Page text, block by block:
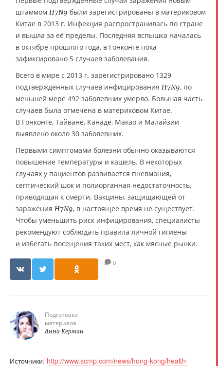
штаммом H7N9 были зарегистрированы в материковом
Китае в 2013 г. Инфекция распространилась по стране
и вышла за её пределы. Последняя вспышка началась
в октябре прошлого года, в Гонконге пока
зафиксировано 5 случаев заболевания.
Всего в мире с 2013 г. зарегистрировано 1329
подтверждённых случаев инфицирования H7N9, по
меньшей мере 492 заболевших умерло. Большая часть
случаев была отмечена в материковом Китае.
В Гонконге, Тайване, Канаде, Макао и Малайзии
выявлено около 30 заболевших.
Первыми симптомами болезни обычно оказываются
повышение температуры и кашель. В некоторых
случаях у пациентов развивается пневмония,
септический шок и полиорганная недостаточность,
приводящая к смерти. Вакцины, защищающей от
заражения H7N9, в настоящее время не существует.
Чтобы уменьшить риск инфицирования, специалисты
рекомендуют соблюдать правила личной гигиены
и избегать посещения таких мест, как мясные рынки.
0
Подготовка
материала
Анна Керман
Источники: http://www.scmp.com/news/hong-kong/health-